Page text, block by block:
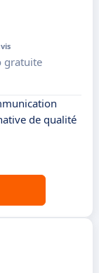
gratuite
de qualité